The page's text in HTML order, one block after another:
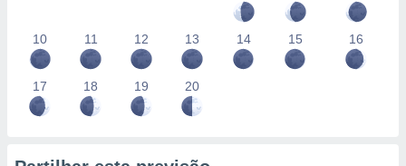
10 11 12 13 14 15 16
17 18 19 20